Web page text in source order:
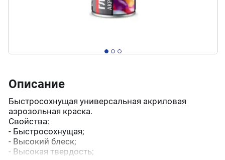
Описание
Быстросохнущая универсальная акриловая
аэрозольная краска.
Свойства:
- Быстросохнущая;
- Высокий блеск;
- Высокая твердость;